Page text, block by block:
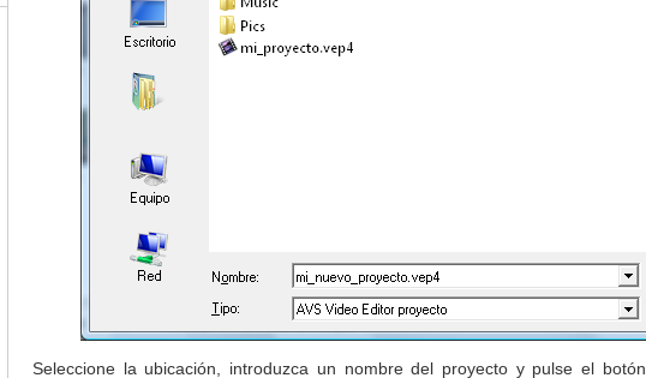
Seleccione la ubicación, introduzca un nombre del proyecto y pulse el botón